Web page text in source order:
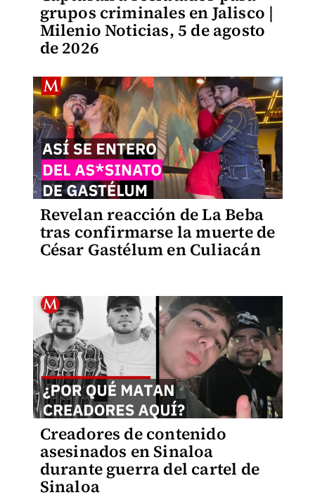
grupos criminales en Jalisco |
Milenio Noticias, 5 de agosto
de 2026
Revelan reacción de La Beba
tras confirmarse la muerte de
César Gastélum en Culiacán
Creadores de contenido
asesinados en Sinaloa
durante guerra del cartel de
Sinaloa